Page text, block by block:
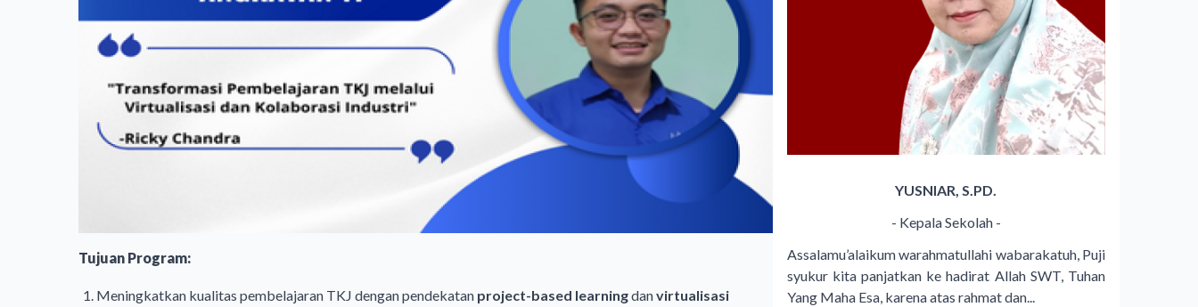
Tujuan Program:
Meningkatkan kualitas pembelajaran TKJ dengan pendekatan project-based learningdanvirtualisasi
YUSNIAR, S.PD.
- Kepala Sekolah -
Assalamu’alaikum warahmatullahi wabarakatuh, Puji
syukur kita panjatkan ke hadirat Allah SWT, Tuhan
Yang Maha Esa, karena atas rahmat dan...